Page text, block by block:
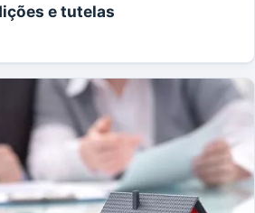
e tutelas